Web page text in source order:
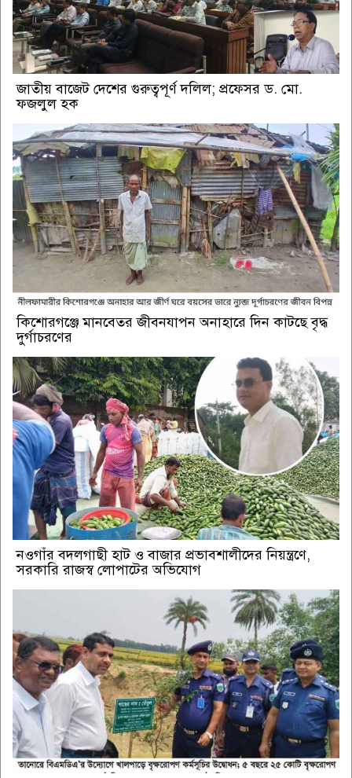
জাতীয় বাজেট দেশের গুরুত্বপূর্ণ দলিল; প্রফেসর ড. মো.
ফজলুল হক
কিশোরগঞ্জে মানবেতর জীবনযাপন অনাহারে দিন কাটছে বৃদ্ধ
দুর্গাচরণের
নওগাঁর বদলগাছী হাট ও বাজার প্রভাবশালীদের নিয়ন্ত্রণে,
সরকারি রাজস্ব লোপাটের অভিযোগ